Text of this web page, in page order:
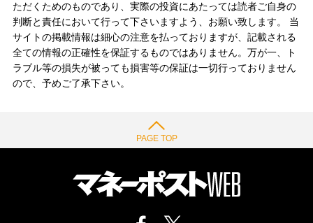
ただくためのものであり、実際の投資にあたっては読者ご自身の
判断と責任において行って下さいますよう、お願い致します。 当
サイトの掲載情報は細心の注意を払っておりますが、記載される
全ての情報の正確性を保証するものではありません。万が一、ト
ラブル等の損失が被っても損害等の保証は一切行っておりません
ので、予めご了承下さい。
PAGE TOP